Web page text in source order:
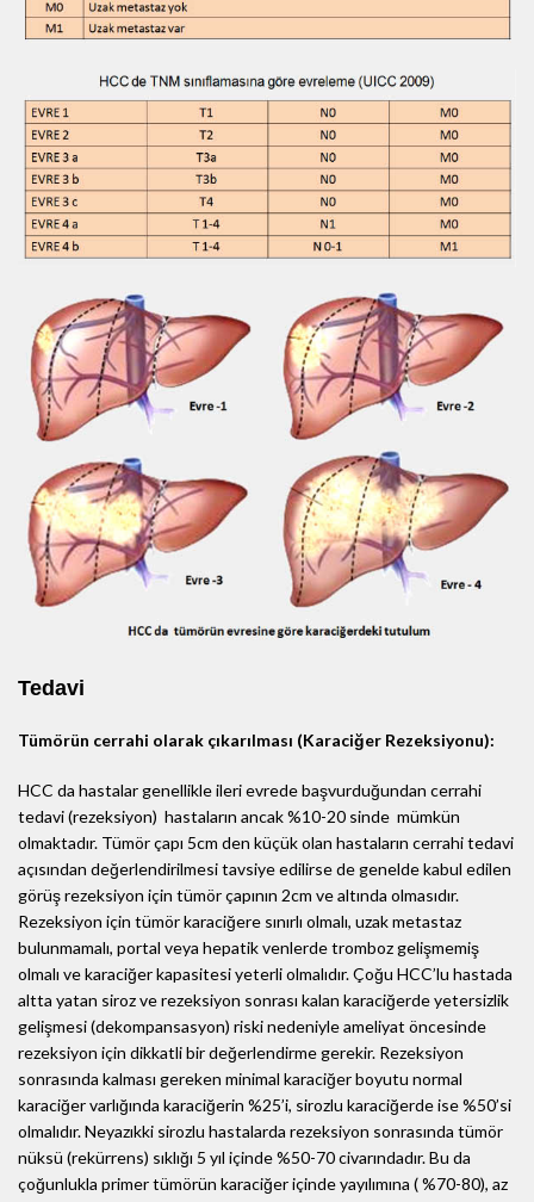
Tedavi
Tümörün cerrahi olarak çıkarılması (Karaciğer Rezeksiyonu):
HCC da hastalar genellikle ileri evrede başvurduğundan cerrahi
tedavi (rezeksiyon) hastaların ancak %10-20 sinde mümkün
olmaktadır. Tümör çapı 5cm den küçük olan hastaların cerrahi tedavi
açısından değerlendirilmesi tavsiye edilirse de genelde kabul edilen
görüş rezeksiyon için tümör çapının 2cm ve altında olmasıdır.
Rezeksiyon için tümör karaciğere sınırlı olmalı, uzak metastaz
bulunmamalı, portal veya hepatik venlerde tromboz gelişmemiş
olmalı ve karaciğer kapasitesi yeterli olmalıdır. Çoğu HCC’lu hastada
altta yatan siroz ve rezeksiyon sonrası kalan karaciğerde yetersizlik
gelişmesi (dekompansasyon) riski nedeniyle ameliyat öncesinde
rezeksiyon için dikkatli bir değerlendirme gerekir. Rezeksiyon
sonrasında kalması gereken minimal karaciğer boyutu normal
karaciğer varlığında karaciğerin %25’i, sirozlu karaciğerde ise %50’si
olmalıdır. Neyazıkki sirozlu hastalarda rezeksiyon sonrasında tümör
nüksü (rekürrens) sıklığı 5 yıl içinde %50-70 civarındadır. Bu da
çoğunlukla primer tümörün karaciğer içinde yayılımına ( %70-80), az